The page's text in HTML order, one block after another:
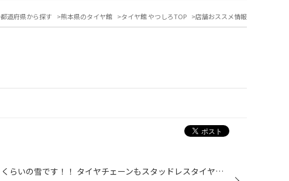
都道府県から探す 熊本県のタイヤ館 タイヤ館 やつしろTOP 店舗おススメ情報
ここは本当に九州？と思うくらいの雪です！！ タイヤチェーンもスタッドレスタイヤも完売間近！